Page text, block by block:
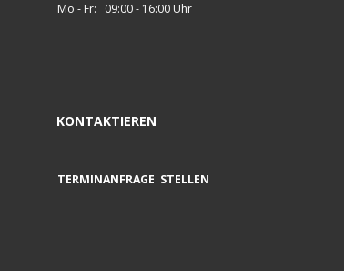
Mo - Fr: 09:00 - 16:00 Uhr
KONTAKTIEREN
TERMINANFRAGE STELLEN